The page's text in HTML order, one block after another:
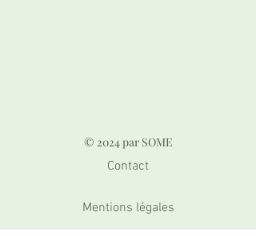
© 2024 par SOME
Contact
Mentions légales